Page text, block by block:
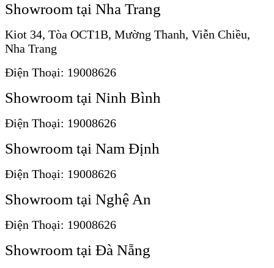
Showroom tại Nha Trang
Kiot 34, Tòa OCT1B, Mường Thanh, Viễn Chiều,
Nha Trang
Điện Thoại: 19008626
Showroom tại Ninh Bình
Điện Thoại: 19008626
Showroom tại Nam Định
Điện Thoại: 19008626
Showroom tại Nghệ An
Điện Thoại: 19008626
Showroom tại Đà Nẵng